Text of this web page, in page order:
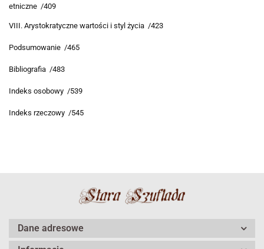
etniczne /409
VIII. Arystokratyczne wartości i styl życia /423
Podsumowanie /465
Bibliografia /483
Indeks osobowy /539
Indeks rzeczowy /545
Dane adresowe